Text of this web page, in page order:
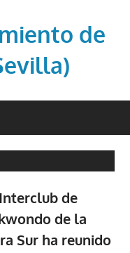
de
de
de la
Sur ha reunido